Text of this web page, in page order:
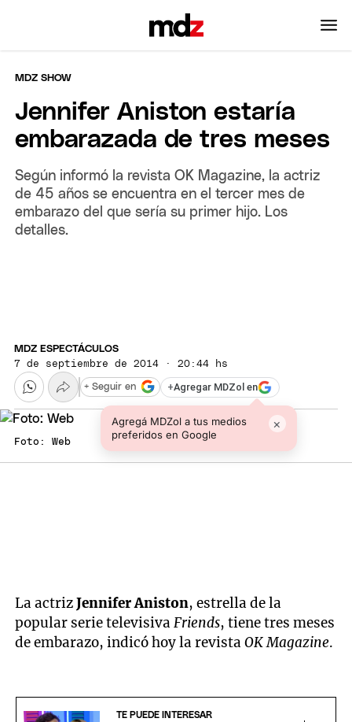
MDZ SHOW
Jennifer Aniston estaría
embarazada de tres meses
Según informó la revista OK Magazine, la actriz
de 45 años se encuentra en el tercer mes de
embarazo del que sería su primer hijo. Los
detalles.
MDZ ESPECTÁCULOS
7 de septiembre de 2014 · 20:44 hs
+Agregar MDZol en
Agregá MDZol a tus medios
preferidos en Google
×
+ Seguir en
Foto: Web
La actrizJennifer Aniston, estrella de la
popular serie televisivaFriends, tiene tres meses
de embarazo, indicó hoy la revistaOK Magazine.
TE PUEDE INTERESAR